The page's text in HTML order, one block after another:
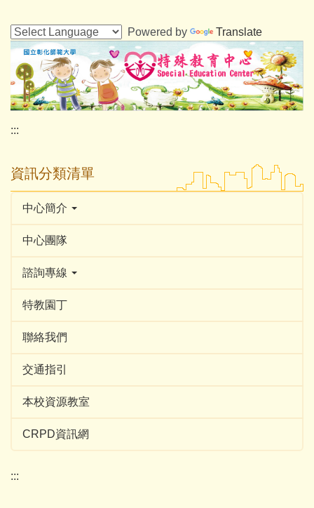
到
主
內
容
區
Powered by Translate
:::
資訊分類清單
中心簡介
中心團隊
諮詢專線
特教園丁
聯絡我們
交通指引
本校資源教室
CRPD資訊網
:::